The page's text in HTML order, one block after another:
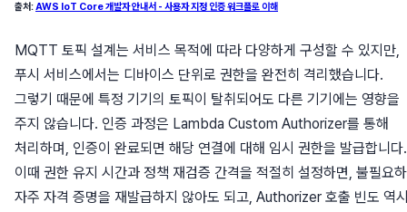
출처:AWS IoT Core 개발자 안내서 - 사용자 지정 인증 워크플로 이해
MQTT 토픽 설계는 서비스 목적에 따라 다양하게 구성할 수 있지만,
푸시 서비스에서는 디바이스 단위로 권한을 완전히 격리했습니다.
그렇기 때문에 특정 기기의 토픽이 탈취되어도 다른 기기에는 영향을
주지 않습니다. 인증 과정은 Lambda Custom Authorizer를 통해
처리하며, 인증이 완료되면 해당 연결에 대해 임시 권한을 발급합니다.
이때 권한 유지 시간과 정책 재검증 간격을 적절히 설정하면, 불필요
자주 자격 증명을 재발급하지 않아도 되고, Authorizer 호출 빈도 역